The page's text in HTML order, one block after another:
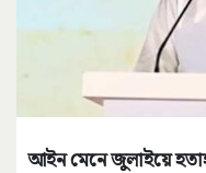
আইন মেনে জুলাইয়ে